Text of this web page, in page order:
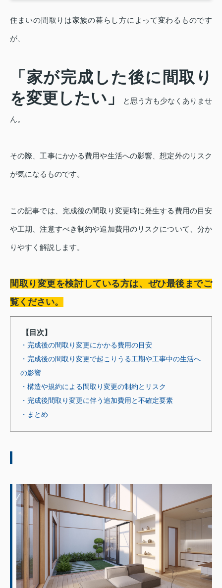
住まいの間取りは家族の暮らし方によって変わるものです
が、
「家が完成した後に間取り
を変更したい」
と思う方も少なくありませ
ん。
その際、工事にかかる費用や生活への影響、想定外のリスク
が気になるものです。
この記事では、完成後の間取り変更時に発生する費用の目安
や工期、注意すべき制約や追加費用のリスクについて、分か
りやすく解説します。
間取り変更を検討している方は、ぜひ最後までご
覧ください。
【目次】
・完成後の間取り変更にかかる費用の目安
・完成後の間取り変更で起こりうる工期や工事中の生活へ
の影響
・構造や規約による間取り変更の制約とリスク
・完成後間取り変更に伴う追加費用と不確定要素
・まとめ